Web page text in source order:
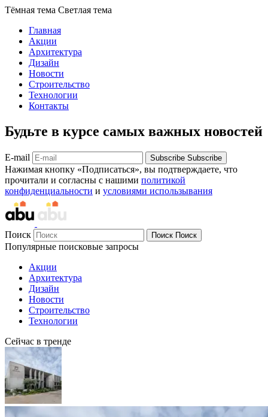
Тёмная тема Светлая тема
Главная
Акции
Архитектура
Дизайн
Новости
Строительство
Технологии
Контакты
Будьте в курсе самых важных новостей
E-mail Subscribe Subscribe
Нажимая кнопку «Подписаться», вы подтверждаете, что
прочитали и согласны с нашими политикой
конфиденциальности и условиями использывания
Поиск Поиск Поиск
Популярные поисковые запросы
Акции
Архитектура
Дизайн
Новости
Строительство
Технологии
Сейчас в тренде